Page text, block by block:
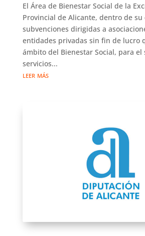
El Área de Bienestar Social de la
Provincial de Alicante, dentro de su
subvenciones dirigidas a
entidades privadas sin fin de lucro
ámbito del Bienestar Social, para
servicios...
leer más